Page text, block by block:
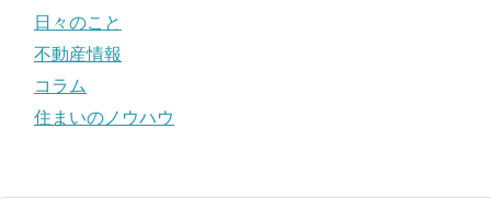
日々のこと
不動産情報
コラム
住まいのノウハウ